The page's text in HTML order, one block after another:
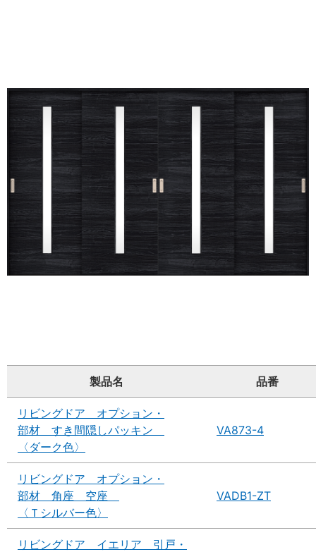
製品名 品番
リビングドア オプション・
部材 すき間隠しパッキン
〈ダーク色〉
VA873-4
リビングドア オプション・
部材 角座 空座
〈Ｔシルバー色〉
VADB1-ZT
リビングドア イエリア 引戸・